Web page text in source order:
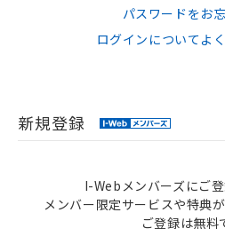
パスワードをお
ログインについてよ
新規登録
I-Webメンバーズにご登
メンバー限定サービスや特典
ご登録は無料